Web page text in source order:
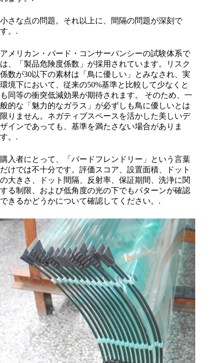
小さな点の問題。それ以上に、間隔の問題が深刻で
す。.
アメリカン・バード・コンサーバンシーの試験体系で
は、「製品危険度係数」が採用されています。リスク
係数が30以下の素材は「鳥に優しい」とみなされ、実
環境下において、従来の50%基準と比較して少なくと
も同等の衝突低減効果が期待されます。 そのため、一
般的な「魅力的なガラス」が必ずしも鳥に優しいとは
限りません。ネガティブスペースを活かした美しいデ
ザインであっても、基準を満たさない場合がありま
す。.
購入者にとって、「バードフレンドリー」という言葉
だけでは不十分です。評価スコア、設置面積、ドット
の大きさ、ドット間隔、反射率、保証期間、洗浄に関
する制限、および低角度の光の下でもパターンが確認
できるかどうかについて確認してください。.